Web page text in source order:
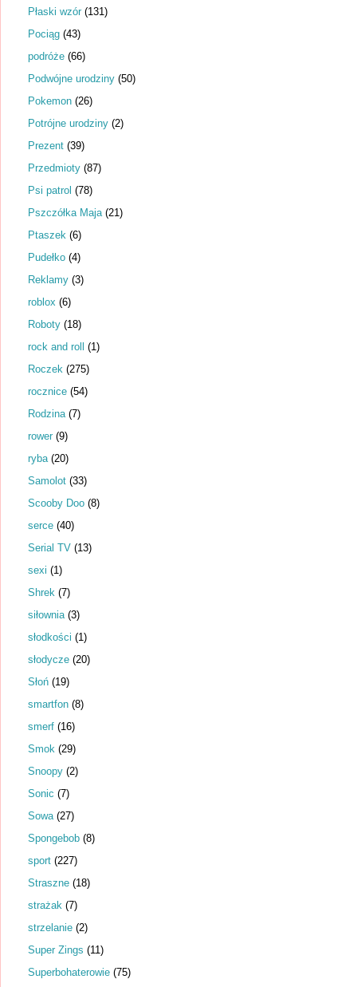
Płaski wzór (131)
Pociąg (43)
podróże (66)
Podwójne urodziny (50)
Pokemon (26)
Potrójne urodziny (2)
Prezent (39)
Przedmioty (87)
Psi patrol (78)
Pszczółka Maja (21)
Ptaszek (6)
Pudełko (4)
Reklamy (3)
roblox (6)
Roboty (18)
rock and roll (1)
Roczek (275)
rocznice (54)
Rodzina (7)
rower (9)
ryba (20)
Samolot (33)
Scooby Doo (8)
serce (40)
Serial TV (13)
sexi (1)
Shrek (7)
siłownia (3)
słodkości (1)
słodycze (20)
Słoń (19)
smartfon (8)
smerf (16)
Smok (29)
Snoopy (2)
Sonic (7)
Sowa (27)
Spongebob (8)
sport (227)
Straszne (18)
strażak (7)
strzelanie (2)
Super Zings (11)
Superbohaterowie (75)